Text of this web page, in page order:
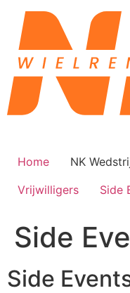
naar
inhoud
Home NK
Vrijwilligers
Side
Side
Side